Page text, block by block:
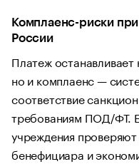
Комплаенс-риски
России
Платеж останавливает
но и комплаенс —
соответствие
требованиям ПОД/ФТ.
учреждения
бенефициара и